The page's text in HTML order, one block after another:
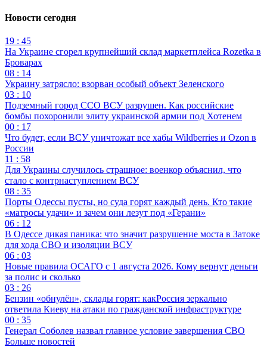
Новости сегодня
19 : 45
На Украине сгорел крупнейший склад маркетплейса Rozetka в
Броварах
08 : 14
Украину затрясло: взорван особый объект Зеленского
03 : 10
Подземный город ССО ВСУ разрушен. Как российские
бомбы похоронили элиту украинской армии под Хотенем
00 : 17
Что будет, если ВСУ уничтожат все хабы Wildberries и Ozon в
России
11 : 58
Для Украины случилось страшное: военкор объяснил, что
стало с контрнаступлением ВСУ
08 : 35
Порты Одессы пусты, но суда горят каждый день. Кто такие
«матросы удачи» и зачем они лезут под «Герани»
06 : 12
В Одессе дикая паника: что значит разрушение моста в Затоке
для хода СВО и изоляции ВСУ
06 : 03
Новые правила ОСАГО с 1 августа 2026. Кому вернут деньги
за полис и сколько
03 : 26
Бензин «обнулён», склады горят: какРоссия зеркально
ответила Киеву на атаки по гражданской инфраструктуре
00 : 35
Генерал Соболев назвал главное условие завершения СВО
Больше новостей